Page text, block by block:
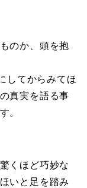
のか、頭を抱
してからみてほ
真実を語る事
。
くほど巧妙な
いと足を踏み